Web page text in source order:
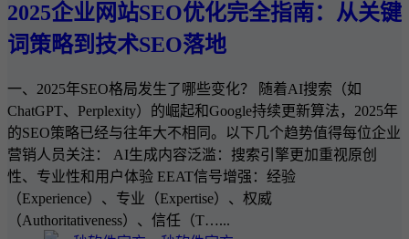
2025企业网站SEO优化完全指南：从关键
词策略到技术SEO落地
一、2025年SEO格局发生了哪些变化？ 随着AI搜索（如
ChatGPT、Perplexity）的崛起和Google持续更新算法，2025年
的SEO策略已经与往年大不相同。以下几个趋势值得每位企业
营销人员关注： AI生成内容泛滥：搜索引擎更加重视原创
性、专业性和用户体验 EEAT信号增强：经验
（Experience）、专业（Expertise）、权威
（Authoritativeness）、信任（T…...